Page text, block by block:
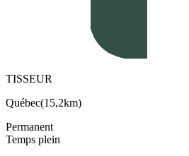
TISSEUR
Québec(15,2km)
Permanent
Temps plein